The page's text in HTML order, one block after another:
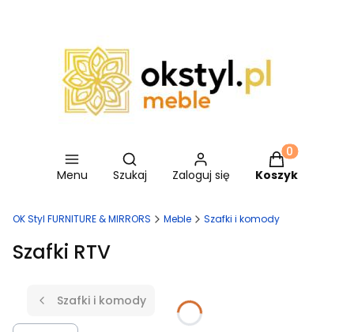
Menu
Otwórz wyszukiwarkę
Szukaj Zaloguj się
Produkty w
Koszyk
OK Styl FURNITURE & MIRRORS Meble Szafki i komody
Szafki RTV
Szafki i komody